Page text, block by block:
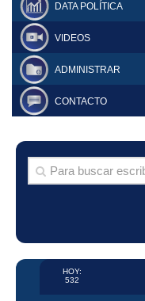
DATA POLÍTICA
VIDEOS
ADMINISTRAR
CONTACTO
HOY:
532